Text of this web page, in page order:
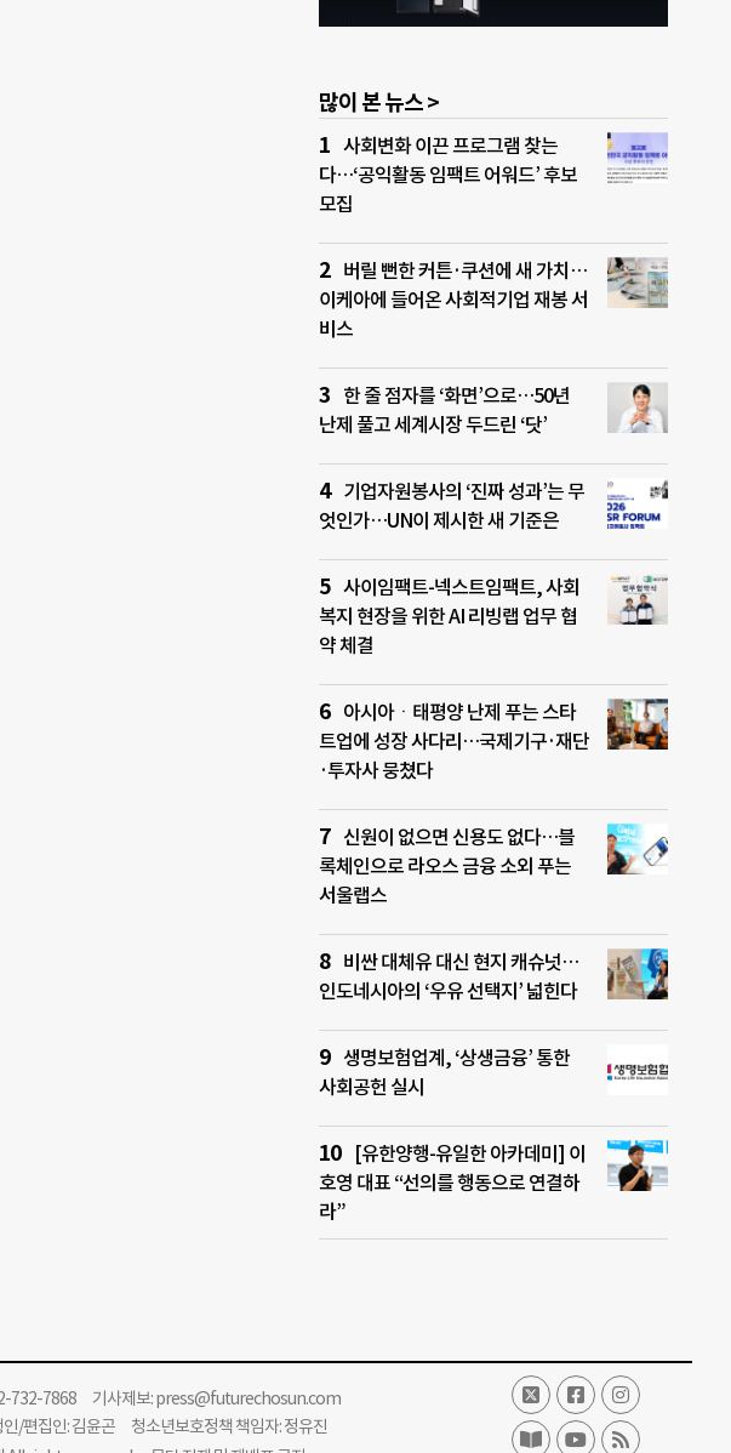
많이 본 뉴스 >
사회변화 이끈 프로그램 찾는
다…‘공익활동 임팩트 어워드’ 후보
모집
버릴 뻔한 커튼·쿠션에 새 가치…
이케아에 들어온 사회적기업 재봉 서
비스
한 줄 점자를 ‘화면’으로…50년
난제 풀고 세계시장 두드린 ‘닷’
기업자원봉사의 ‘진짜 성과’는 무
엇인가…UN이 제시한 새 기준은
사이임팩트-넥스트임팩트, 사회
복지 현장을 위한 AI 리빙랩 업무 협
약 체결
아시아ㆍ태평양 난제 푸는 스타
트업에 성장 사다리…국제기구·재단
·투자사 뭉쳤다
신원이 없으면 신용도 없다…블
록체인으로 라오스 금융 소외 푸는
서울랩스
비싼 대체유 대신 현지 캐슈넛…
인도네시아의 ‘우유 선택지’ 넓힌다
생명보험업계, ‘상생금융’ 통한
사회공헌 실시
[유한양행-유일한 아카데미] 이
호영 대표 “선의를 행동으로 연결하
라”
732-7868 기사제보:press@futurechosun.com
/편집인: 김윤곤 청소년보호정책 책임자: 정유진